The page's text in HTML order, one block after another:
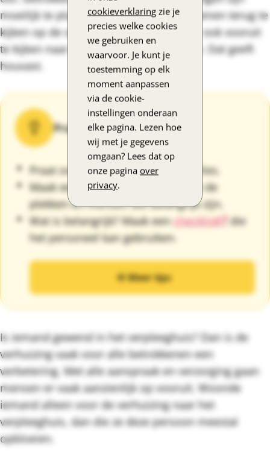
cookieverklaring zie je
precies welke cookies
we gebruiken en
waarvoor. Je kunt je
toestemming op elk
moment aanpassen
via de cookie-
instellingen onderaan
elke pagina. Lezen hoe
wij met je gegevens
omgaan? Lees dat op
onze pagina over
privacy.
moeilijk te plaatsen. Probeer daarom samen terug te
kijken op de voorbije levensfases. Maar ook vooruit
te kijken naar de nieuwe mogelijkheden. Dat geeft
houvast.
Praktische tips
Praat over afscheid nemen en verlies.
Maak een fotoboek met foto's van de
plekken en mensen die belangrijk zijn.
Wat is belangrijk? Maak eenchecklist
die
het personeel kan gebruiken.
Meer tips
Is iemand gewend in het verpleeghuis? Dan is de
verhuizing vaak voor alle betrokkenen een
verbetering. Met alle aanspraak en verzorging gaan
mensen er vaak aanzienlijk op vooruit. Woonde
iemand alleen voor de verhuizing naar het
verpleeghuis, dan die ze deze persoon meestal
opbloeien.